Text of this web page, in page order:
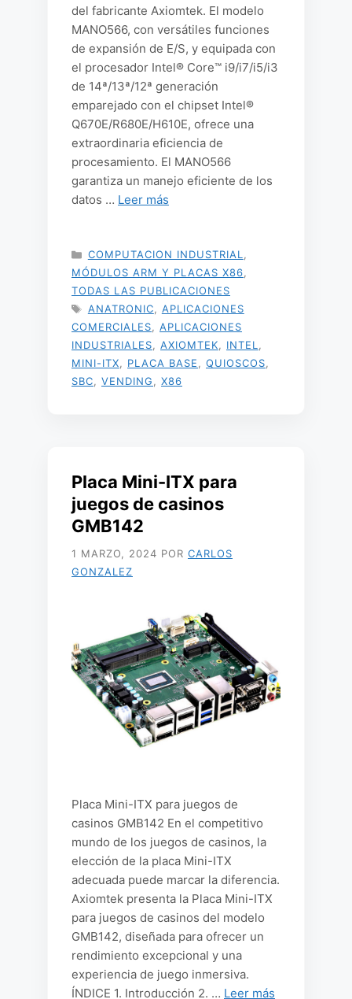
del fabricante Axiomtek. El modelo
MANO566, con versátiles funciones
de expansión de E/S, y equipada con
el procesador Intel® Core™ i9/i7/i5/i3
de 14ª/13ª/12ª generación
emparejado con el chipset Intel®
Q670E/R680E/H610E, ofrece una
extraordinaria eficiencia de
procesamiento. El MANO566
garantiza un manejo eficiente de los
datos … Leer más
CATEGORÍAS
COMPUTACION INDUSTRIAL
MÓDULOS ARM Y PLACAS X86
TODAS LAS PUBLICACIONES
ETIQUETAS
ANATRONIC
APLICACIONES
COMERCIALES
APLICACIONES
INDUSTRIALES
AXIOMTEK INTEL
MINI-ITX
PLACA BASE QUIOSCOS
SBC
VENDING X86
Placa Mini-ITX para
juegos de casinos
GMB142
1 MARZO, 2024 POR CARLOS
GONZALEZ
Placa Mini-ITX para juegos de
casinos GMB142 En el competitivo
mundo de los juegos de casinos, la
elección de la placa Mini-ITX
adecuada puede marcar la diferencia.
Axiomtek presenta la Placa Mini-ITX
para juegos de casinos del modelo
GMB142, diseñada para ofrecer un
rendimiento excepcional y una
experiencia de juego inmersiva.
ÍNDICE 1. Introducción 2. … Leer más